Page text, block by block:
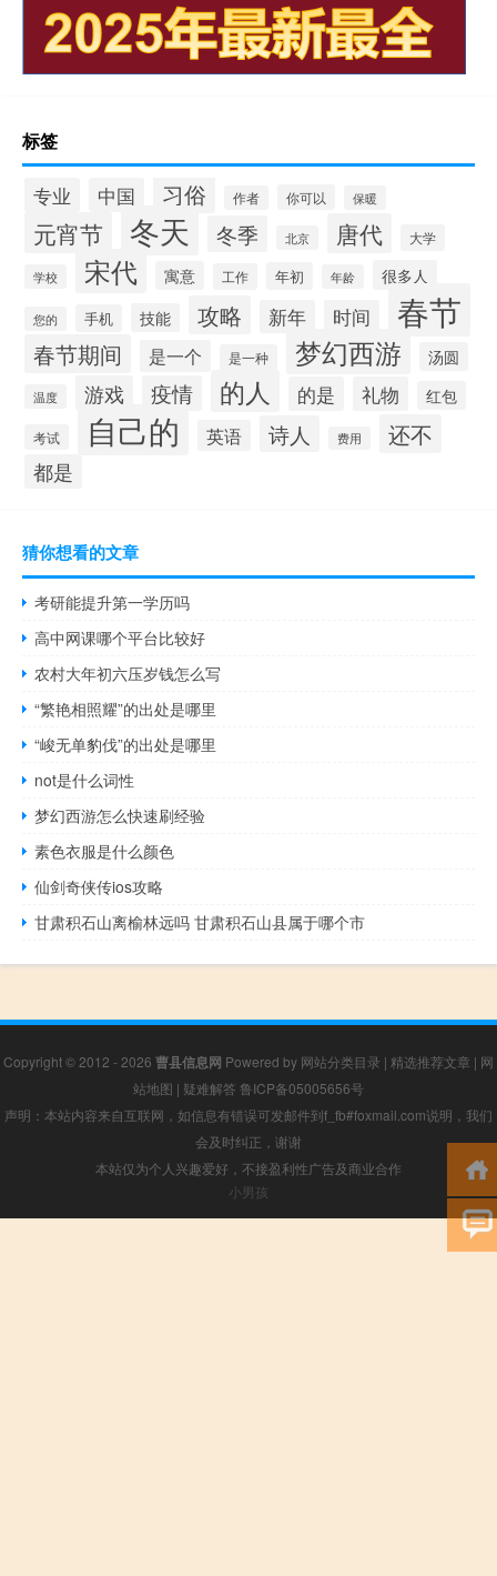
标签
专业 中国 习俗 作者 你可以 保暖
元宵节 冬天 冬季 北京 唐代 大学
学校 宋代 寓意 工作 年初 年龄 很多人
您的 手机 技能 攻略 新年 时间 春节
春节期间 是一个 是一种 梦幻西游 汤圆
温度 游戏 疫情 的人 的是 礼物 红包
考试 自己的 英语 诗人 费用 还不
都是
猜你想看的文章
考研能提升第一学历吗
高中网课哪个平台比较好
农村大年初六压岁钱怎么写
“繁艳相照耀”的出处是哪里
“峻无单豹伐”的出处是哪里
not是什么词性
梦幻西游怎么快速刷经验
素色衣服是什么颜色
仙剑奇侠传ios攻略
甘肃积石山离榆林远吗 甘肃积石山县属于哪个市
Copyright © 2012 - 2026 曹县信息网 Powered by 网站分类目录 | 精选推荐文章 | 网
站地图 | 疑难解答 鲁ICP备05005656号
声明：本站内容来自互联网，如信息有错误可发邮件到f_fb#foxmail.com说明，我们
会及时纠正，谢谢
本站仅为个人兴趣爱好，不接盈利性广告及商业合作
小男孩